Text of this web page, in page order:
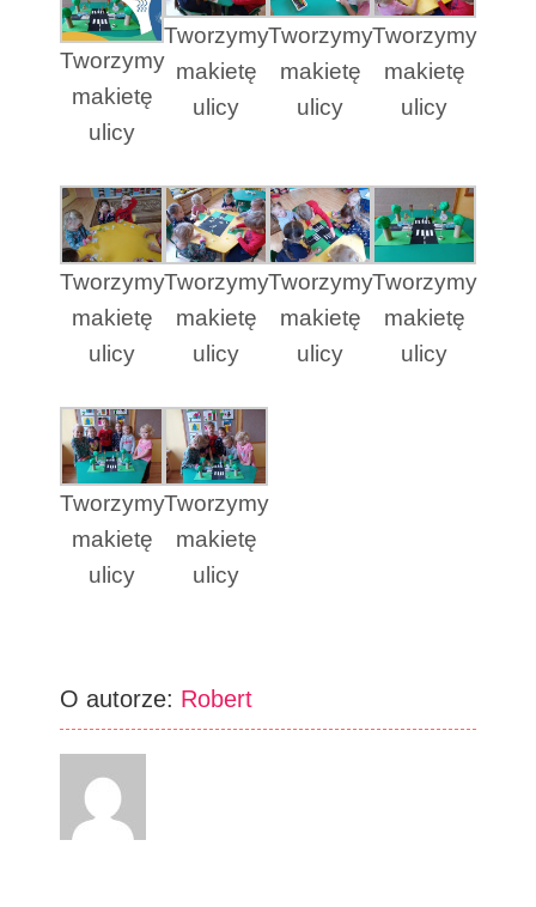
Tworzymy
makietę
ulicy
Tworzymy
makietę
ulicy
Tworzymy
makietę
ulicy
Tworzymy
makietę
ulicy
Tworzymy
makietę
ulicy
Tworzymy
makietę
ulicy
Tworzymy
makietę
ulicy
Tworzymy
makietę
ulicy
Tworzymy
makietę
ulicy
Tworzymy
makietę
ulicy
O autorze: Robert